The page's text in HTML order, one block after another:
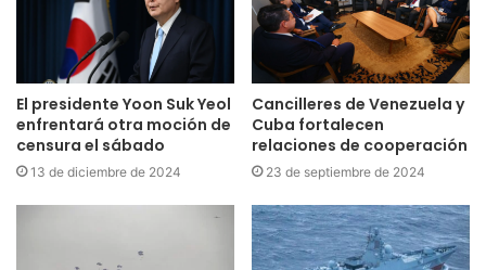
El presidente Yoon Suk Yeol
enfrentará otra moción de
censura el sábado
13 de diciembre de 2024
Cancilleres de Venezuela y
Cuba fortalecen
relaciones de cooperación
23 de septiembre de 2024